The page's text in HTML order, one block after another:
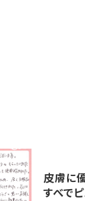
皮膚に優
すべでピ